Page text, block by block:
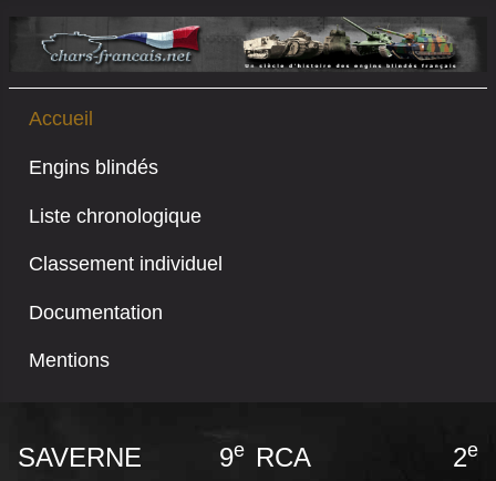
Accueil
Engins blindés
Liste chronologique
Classement individuel
Documentation
Mentions
SAVERNE 9eRCA 2e